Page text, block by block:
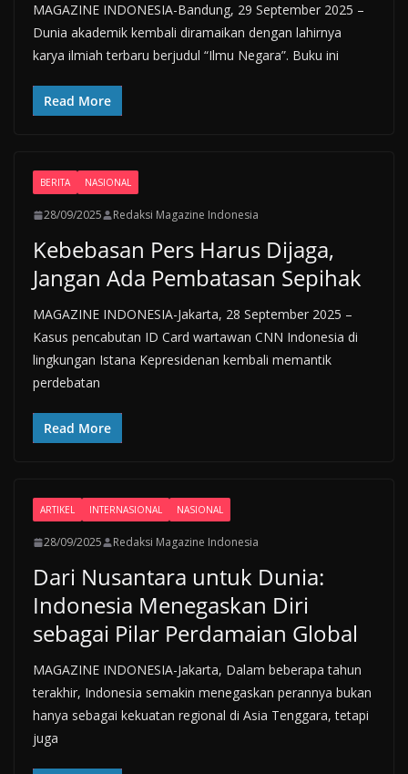
MAGAZINE INDONESIA-Bandung, 29 September 2025 –
Dunia akademik kembali diramaikan dengan lahirnya
karya ilmiah terbaru berjudul “Ilmu Negara”. Buku ini
Read More
BERITA NASIONAL
28/09/2025 Redaksi Magazine Indonesia
Kebebasan Pers Harus Dijaga,
Jangan Ada Pembatasan Sepihak
MAGAZINE INDONESIA-Jakarta, 28 September 2025 –
Kasus pencabutan ID Card wartawan CNN Indonesia di
lingkungan Istana Kepresidenan kembali memantik
perdebatan
Read More
ARTIKEL INTERNASIONAL NASIONAL
28/09/2025 Redaksi Magazine Indonesia
Dari Nusantara untuk Dunia:
Indonesia Menegaskan Diri
sebagai Pilar Perdamaian Global
MAGAZINE INDONESIA-Jakarta, Dalam beberapa tahun
terakhir, Indonesia semakin menegaskan perannya bukan
hanya sebagai kekuatan regional di Asia Tenggara, tetapi
juga